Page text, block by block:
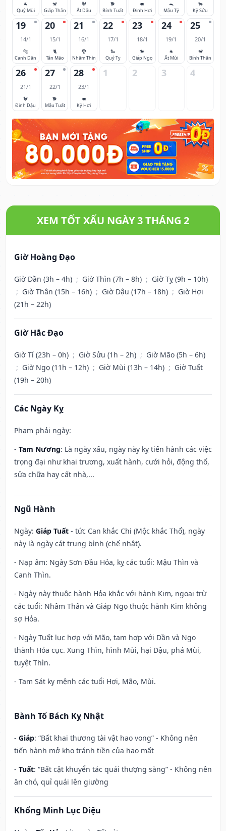
🐐
Quý Mùi
🐒
Giáp Thân
🐓
Ất Dậu
🐕
Bính Tuất
🐖
Đinh Hợi
🐀
Mậu Tý
🐂
Kỷ Sửu
19
14/1
🐅
Canh Dần
20
15/1
🐈
Tân Mão
21
16/1
🐉
Nhâm Thìn
22
17/1
🐍
Quý Tỵ
23
18/1
🐎
Giáp Ngọ
24
19/1
🐐
Ất Mùi
25
20/1
🐒
Bính Thân
26
21/1
🐓
Đinh Dậu
27
22/1
🐕
Mậu Tuất
28
23/1
🐖
Kỷ Hợi
1 2 3 4
XEM TỐT XẤU NGÀY 3 THÁNG 2
Giờ Hoàng Đạo
Giờ Dần (3h – 4h) ; Giờ Thìn (7h – 8h) ; Giờ Tỵ (9h – 10h)
; Giờ Thân (15h – 16h) ; Giờ Dậu (17h – 18h) ; Giờ Hợi
(21h – 22h)
Giờ Hắc Đạo
Giờ Tí (23h – 0h) ; Giờ Sửu (1h – 2h) ; Giờ Mão (5h – 6h)
; Giờ Ngọ (11h – 12h) ; Giờ Mùi (13h – 14h) ; Giờ Tuất
(19h – 20h)
Các Ngày Kỵ
Phạm phải ngày:
- Tam Nương: Là ngày xấu, ngày này kỵ tiến hành các việc
trọng đại như khai trương, xuất hành, cưới hỏi, động thổ,
sửa chữa hay cất nhà,...
Ngũ Hành
Ngày: Giáp Tuất - tức Can khắc Chi (Mộc khắc Thổ), ngày
này là ngày cát trung bình (chế nhật).
- Nạp âm: Ngày Sơn Đầu Hỏa, kỵ các tuổi: Mậu Thìn và
Canh Thìn.
- Ngày này thuộc hành Hỏa khắc với hành Kim, ngoại trừ
các tuổi: Nhâm Thân và Giáp Ngọ thuộc hành Kim không
sợ Hỏa.
- Ngày Tuất lục hợp với Mão, tam hợp với Dần và Ngọ
thành Hỏa cục. Xung Thìn, hình Mùi, hại Dậu, phá Mùi,
tuyệt Thìn.
- Tam Sát kỵ mệnh các tuổi Hợi, Mão, Mùi.
Bành Tổ Bách Kỵ Nhật
- Giáp: “Bất khai thương tài vật hao vong” - Không nên
tiến hành mở kho tránh tiền của hao mất
- Tuất: “Bất cật khuyển tác quái thượng sàng” - Không nên
ăn chó, quỉ quái lên giường
Khổng Minh Lục Diệu